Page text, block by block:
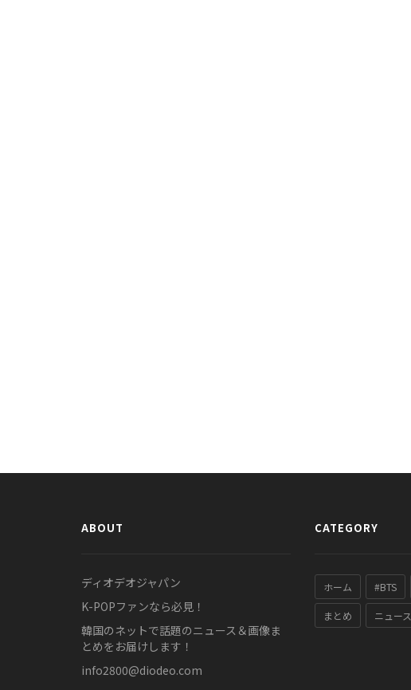
ABOUT
ディオデオジャパン
K-POPファンなら必見！
韓国のネットで話題のニュース＆画像ま
とめをお届けします！
info2800@diodeo.com
CATEGORY
ホーム #BTS
まとめ ニュース